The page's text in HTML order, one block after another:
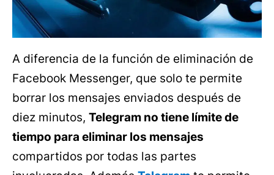
A diferencia de la función de eliminación de
Facebook Messenger, que solo te permite
borrar los mensajes enviados después de
diez minutos, Telegram no tiene límite de
tiempo para eliminar los mensajes
compartidos por todas las partes